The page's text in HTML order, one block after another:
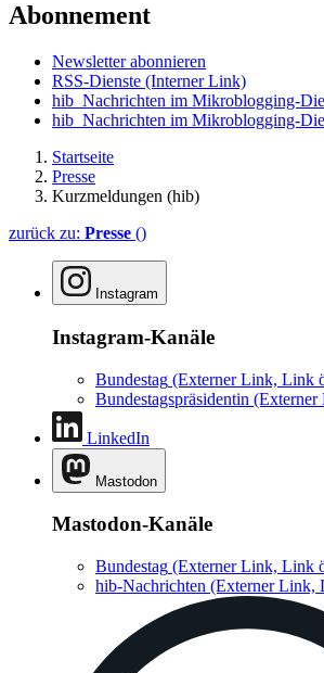
Abonnement
Newsletter abonnieren
RSS-Dienste (Interner Link)
hib_Nachrichten im Mikroblogging-
hib_Nachrichten im Mikroblogging-
Startseite
Presse
Kurzmeldungen (hib)
zurück zu: Presse ()
Instagram
Instagram-Kanäle
Bundestag (Externer Link, Link
Bundestagspräsidentin (Externer
LinkedIn
Mastodon
Mastodon-Kanäle
Bundestag (Externer Link, Link
hib-Nachrichten (Externer Link,